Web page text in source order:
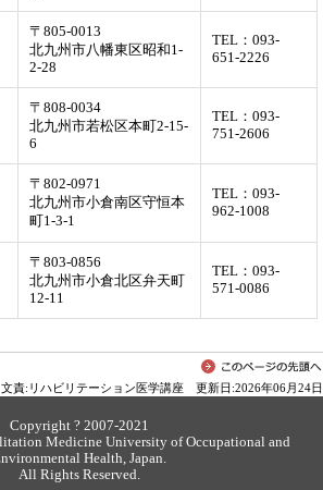
〒805-0013
北九州市八幡東区昭和1-
2-28
TEL：093-
651-2226
〒808-0034
北九州市若松区本町2-15-
6
TEL：093-
751-2606
〒802-0971
北九州市小倉南区守恒本
町1-3-1
TEL：093-
962-1008
〒803-0856
北九州市小倉北区弁天町
12-11
TEL：093-
571-0086
文責:リハビリテーション医学講座 更新日:2026年06月24日
Copyright ? 2007-2021
Medicine University of Occupational and
Health, Japan.
All Rights Reserved.